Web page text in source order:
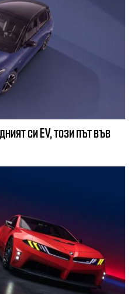
си EV, този път във